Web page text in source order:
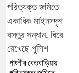
গাংনীর বেতবাড়িয়ায়